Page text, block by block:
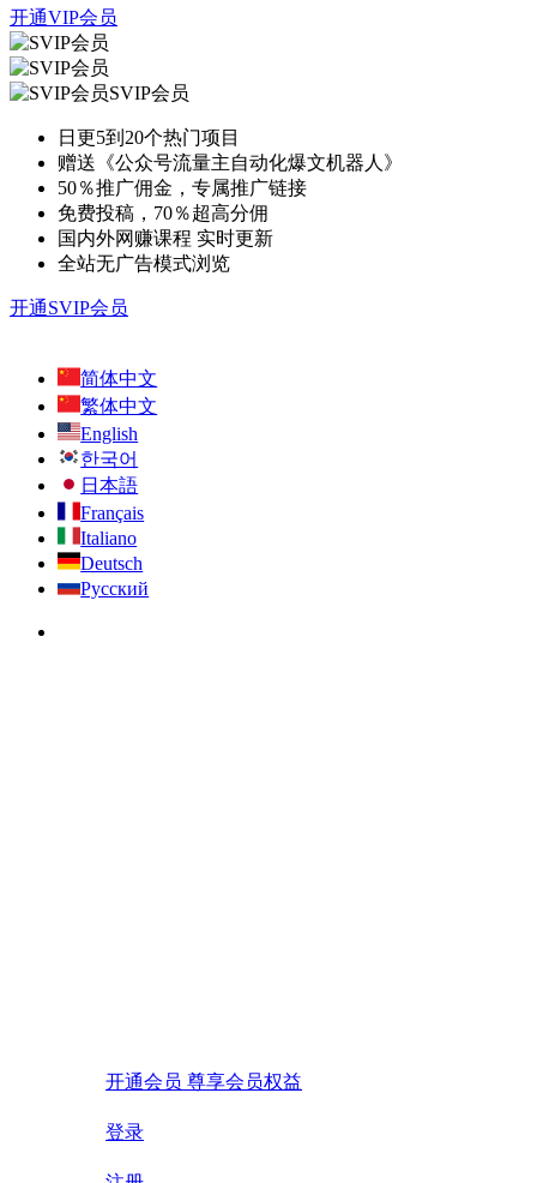
开通VIP会员
SVIP会员
日更5到20个热门项目
赠送《公众号流量主自动化爆文机器人》
50％推广佣金，专属推广链接
免费投稿，70％超高分佣
国内外网赚课程 实时更新
全站无广告模式浏览
开通SVIP会员
简体中文
繁体中文
English
한국어
日本語
Français
Italiano
Deutsch
Русский
开通会员 尊享会员权益
登录